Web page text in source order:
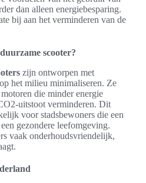
dan alleen energiebesparing.
bij aan het verminderen van de
scooter?
zijn ontworpen met
het milieu minimaliseren. Ze
die minder energie
uitstoot verminderen. Dit
voor stadsbewoners die een
gezondere leefomgeving.
vaak onderhoudsvriendelijk,